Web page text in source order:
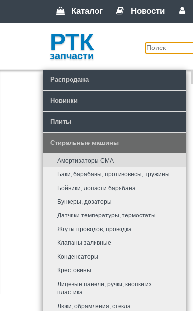
Каталог Новости
РТК
запчасти
Распродажа
Новинки
Плиты
Стиральные машины
Амортизаторы СМА
Баки, барабаны, противовесы, пружины
Бойники, лопасти барабана
Бункеры, дозаторы
Датчики температуры, термостаты
Жгуты проводов, проводка
Клапаны заливные
Конденсаторы
Крестовины
Лицевые панели, ручки, кнопки из
пластика
Люки, обрамления, стекла